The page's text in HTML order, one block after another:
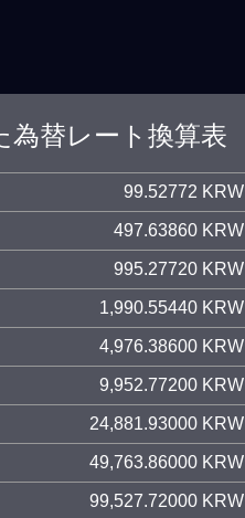
為替レート換算表
99.52772 KRW
497.63860 KRW
995.27720 KRW
1,990.55440 KRW
4,976.38600 KRW
9,952.77200 KRW
24,881.93000 KRW
49,763.86000 KRW
99,527.72000 KRW